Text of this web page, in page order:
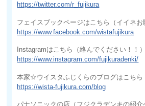
https://twitter.com/r_fujikura
フェイスブックページはこちら（イイネお
https://www.facebook.com/wistafujikura
Instagramはこちら（絡んでください！！）
https://www.instagram.com/fujikuradenki/
本家☆ウイスタふじくらのブログはこちら
https://wista-fujikura.com/blog
パナソニックの店（フジクラデンキの紹介